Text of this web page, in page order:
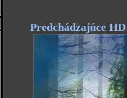
Predchádzajúce